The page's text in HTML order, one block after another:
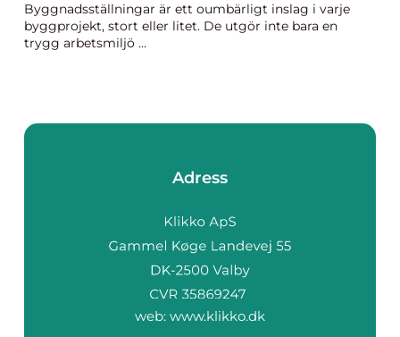
Byggnadsställningar är ett oumbärligt inslag i varje
byggprojekt, stort eller litet. De utgör inte bara en
trygg arbetsmiljö ...
Adress
web: www.klikko.dk